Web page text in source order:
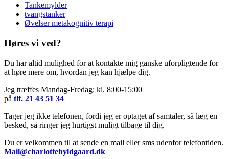
Tankemylder
tvangstanker
Øvelser metakognitiv terapi
Høres vi ved?
Du har altid mulighed for at kontakte mig ganske uforpligtende for
at høre mere om, hvordan jeg kan hjælpe dig.
Jeg træffes Mandag-Fredag: kl. 8:00-15:00
på tlf. 21 43 51 34
Tager jeg ikke telefonen, fordi jeg er optaget af samtaler, så læg en
besked, så ringer jeg hurtigst muligt tilbage til dig.
Du er velkommen til at sende en mail eller sms udenfor telefontiden.
Mail@charlottehyldgaard.dk